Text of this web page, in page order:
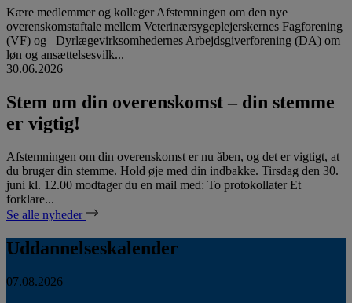
Kære medlemmer og kolleger Afstemningen om den nye
overenskomstaftale mellem Veterinærsygeplejerskernes Fagforening
(VF) og Dyrlægevirksomhedernes Arbejdsgiverforening (DA) om
løn og ansættelsesvilk...
30.06.2026
Stem om din overenskomst – din stemme
er vigtig!
Afstemningen om din overenskomst er nu åben, og det er vigtigt, at
du bruger din stemme. Hold øje med din indbakke. Tirsdag den 30.
juni kl. 12.00 modtager du en mail med: To protokollater Et
forklare...
Se alle nyheder
Uddannelseskalender
07.08.2026